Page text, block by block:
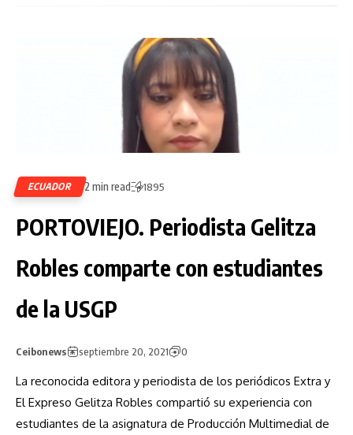
ECUADOR 2 min read 1895
PORTOVIEJO. Periodista Gelitza
Robles comparte con estudiantes
de la USGP
Ceibonews septiembre 20, 2021 0
La reconocida editora y periodista de los periódicos Extra y
El Expreso Gelitza Robles compartió su experiencia con
estudiantes de la asignatura de Producción Multimedial de